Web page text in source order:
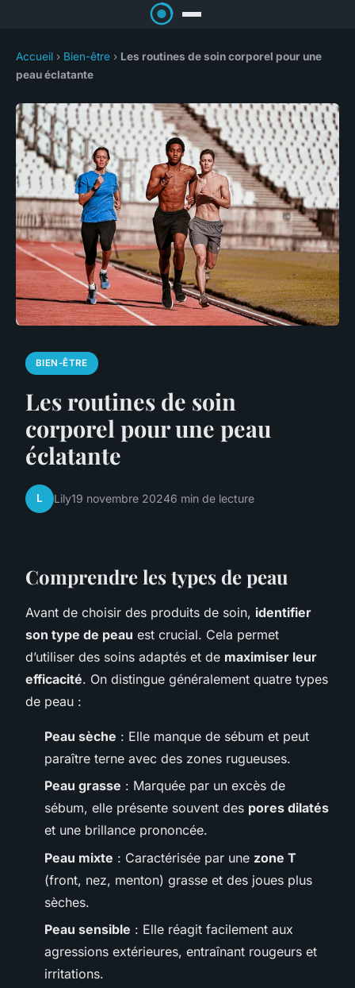
Accueil › Bien-être › Les routines de soin corporel pour une
peau éclatante
BIEN-ÊTRE
Les routines de soin
corporel pour une peau
éclatante
L Lily19 novembre 20246 min de lecture
Comprendre les types de peau
Avant de choisir des produits de soin, identifier
son type de peau est crucial. Cela permet
d’utiliser des soins adaptés et de maximiser leur
efficacité. On distingue généralement quatre types
de peau :
Peau sèche : Elle manque de sébum et peut
paraître terne avec des zones rugueuses.
Peau grasse : Marquée par un excès de
sébum, elle présente souvent des pores dilatés
et une brillance prononcée.
Peau mixte : Caractérisée par une zone T
(front, nez, menton) grasse et des joues plus
sèches.
Peau sensible : Elle réagit facilement aux
agressions extérieures, entraînant rougeurs et
irritations.